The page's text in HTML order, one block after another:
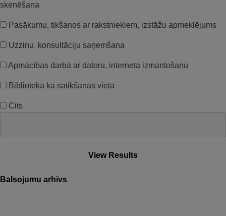
skenēšana
Pasākumu, tikšanos ar rakstniekiem, izstāžu apmeklējums
Uzziņu, konsultāciju saņemšana
Apmācības darbā ar datoru, interneta izmantošanu
Bibliotēka kā satikšanās vieta
Cits
View Results
Balsojumu arhīvs